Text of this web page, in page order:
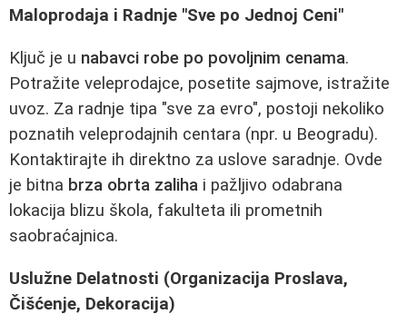
Maloprodaja i Radnje "Sve po Jednoj Ceni"
Ključ je u nabavci robe po povoljnim cenama.
Potražite veleprodajce, posetite sajmove, istražite
uvoz. Za radnje tipa "sve za evro", postoji nekoliko
poznatih veleprodajnih centara (npr. u Beogradu).
Kontaktirajte ih direktno za uslove saradnje. Ovde
je bitna brza obrta zaliha i pažljivo odabrana
lokacija blizu školа, fakulteta ili prometnih
saobraćajnica.
Uslužne Delatnosti (Organizacija Proslava,
Čišćenje, Dekoracija)